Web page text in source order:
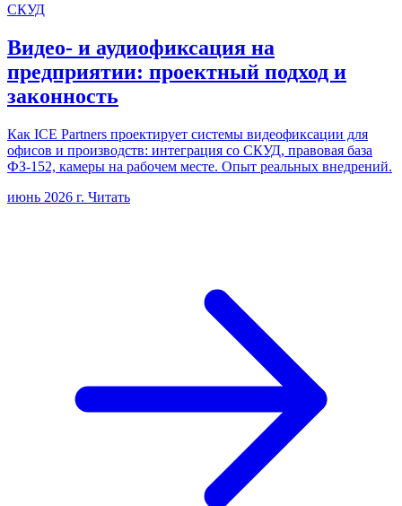
СКУД
Видео- и аудиофиксация на
предприятии: проектный подход и
законность
Как ICE Partners проектирует системы видеофиксации для
офисов и производств: интеграция со СКУД, правовая база
ФЗ-152, камеры на рабочем месте. Опыт реальных внедрений.
июнь 2026 г. Читать